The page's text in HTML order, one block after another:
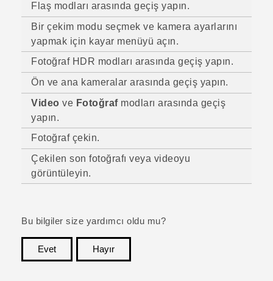
Flaş modları arasında geçiş yapın.
Bir çekim modu seçmek ve kamera ayarlarını
yapmak için kayar menüyü açın.
Fotoğraf HDR modları arasında geçiş yapın.
Ön ve ana kameralar arasında geçiş yapın.
Video ve Fotoğrafmodları arasında geçiş
yapın.
Fotoğraf çekin.
Çekilen son fotoğrafı veya videoyu
görüntüleyin.
Bu bilgiler size yardımcı oldu mu?
Evet
Hayır